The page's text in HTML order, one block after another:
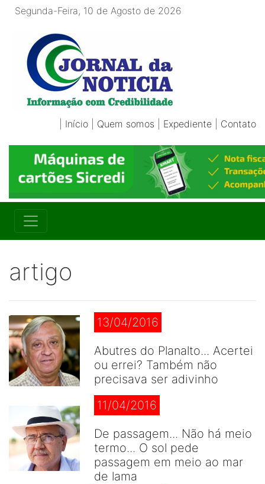
Segunda-Feira, 10 de Agosto de 2026
Início Quem somos Expediente Contato
artigo
13/04/2016
Abutres do Planalto... Acertei
ou errei? Também não
precisava ser adivinho
11/04/2016
De passagem... Não há meio
termo... O sol pede
passagem em meio ao mar
de lama